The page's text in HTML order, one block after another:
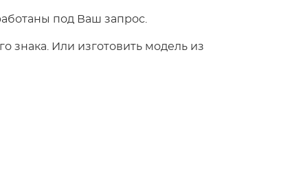
под Ваш запрос.
знака. Или изготовить модель из